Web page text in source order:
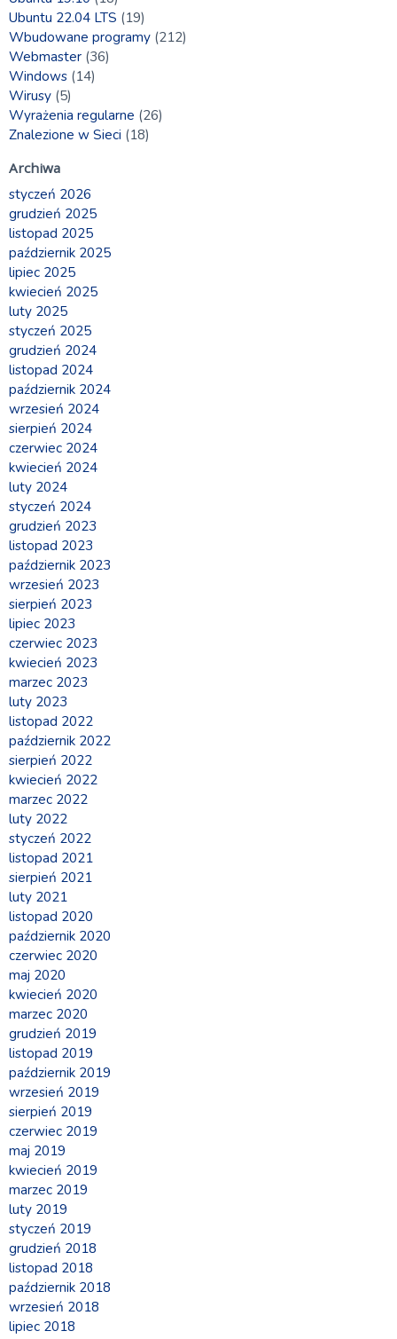
Ubuntu 22.04 LTS (19)
Wbudowane programy (212)
Webmaster (36)
Windows (14)
Wirusy (5)
Wyrażenia regularne (26)
Znalezione w Sieci (18)
Archiwa
styczeń 2026
grudzień 2025
listopad 2025
październik 2025
lipiec 2025
kwiecień 2025
luty 2025
styczeń 2025
grudzień 2024
listopad 2024
październik 2024
wrzesień 2024
sierpień 2024
czerwiec 2024
kwiecień 2024
luty 2024
styczeń 2024
grudzień 2023
listopad 2023
październik 2023
wrzesień 2023
sierpień 2023
lipiec 2023
czerwiec 2023
kwiecień 2023
marzec 2023
luty 2023
listopad 2022
październik 2022
sierpień 2022
kwiecień 2022
marzec 2022
luty 2022
styczeń 2022
listopad 2021
sierpień 2021
luty 2021
listopad 2020
październik 2020
czerwiec 2020
maj 2020
kwiecień 2020
marzec 2020
grudzień 2019
listopad 2019
październik 2019
wrzesień 2019
sierpień 2019
czerwiec 2019
maj 2019
kwiecień 2019
marzec 2019
luty 2019
styczeń 2019
grudzień 2018
listopad 2018
październik 2018
wrzesień 2018
lipiec 2018